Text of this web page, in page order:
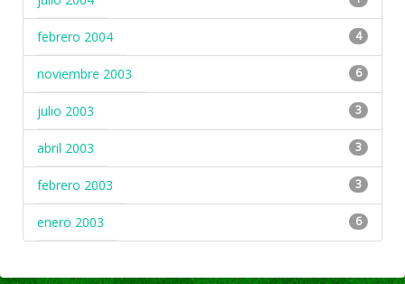
febrero 2004 4
noviembre 2003 6
julio 2003 3
abril 2003 3
febrero 2003 3
enero 2003 6